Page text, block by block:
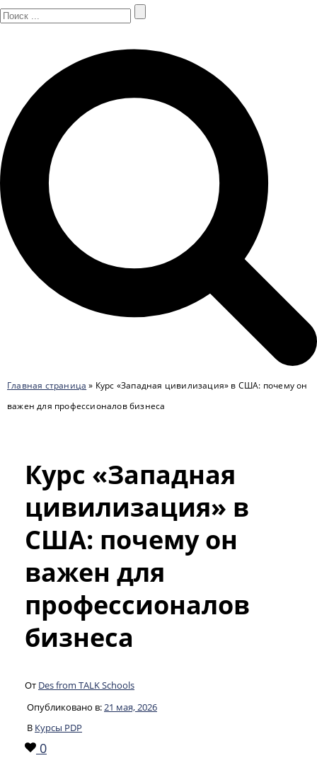
Главная страница » Курс «Западная цивилизация» в США: почему он
важен для профессионалов бизнеса
Курс «Западная
цивилизация» в
США: почему он
важен для
профессионалов
бизнеса
От Des from TALK Schools
Опубликовано в:21 мая, 2026
В Курсы PDP
0